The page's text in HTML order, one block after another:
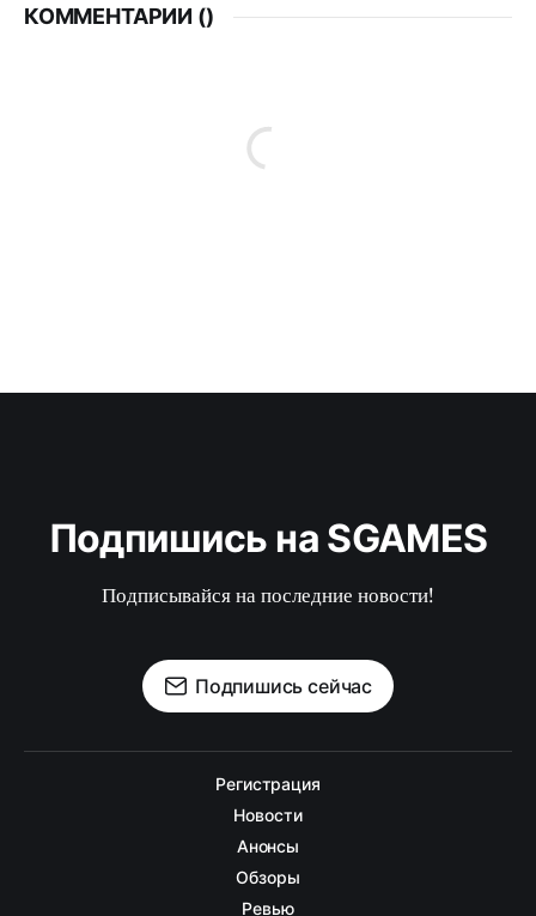
КОММЕНТАРИИ ()
Подпишись на SGAMES
Подписывайся на последние новости!
Подпишись сейчас
Регистрация
Новости
Анонсы
Обзоры
Ревью